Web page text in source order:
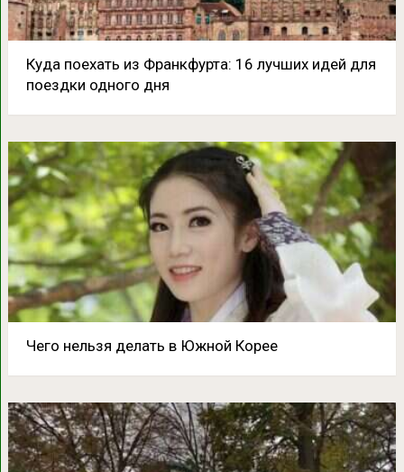
Куда поехать из Франкфурта: 16 лучших идей для
поездки одного дня
Чего нельзя делать в Южной Корее